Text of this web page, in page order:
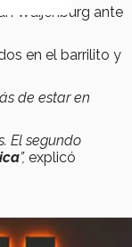
Waijenburg ante
en el barrilito y
de estar en
El segundo
”, explicó